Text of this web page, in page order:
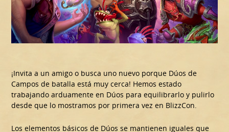
¡Invita a un amigo o busca uno nuevo porque Dúos de
Campos de batalla está muy cerca! Hemos estado
trabajando arduamente en Dúos para equilibrarlo y pulirlo
desde que lo mostramos por primera vez en BlizzCon.
Los elementos básicos de Dúos se mantienen iguales que